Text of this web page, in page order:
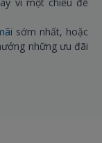
sớm nhất, hoặc
những ưu đãi